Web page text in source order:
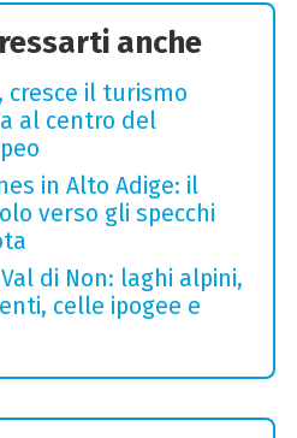
anche
cresce il turismo
al centro del
in Alto Adige: il
verso gli specchi
di Non: laghi alpini,
celle ipogee e